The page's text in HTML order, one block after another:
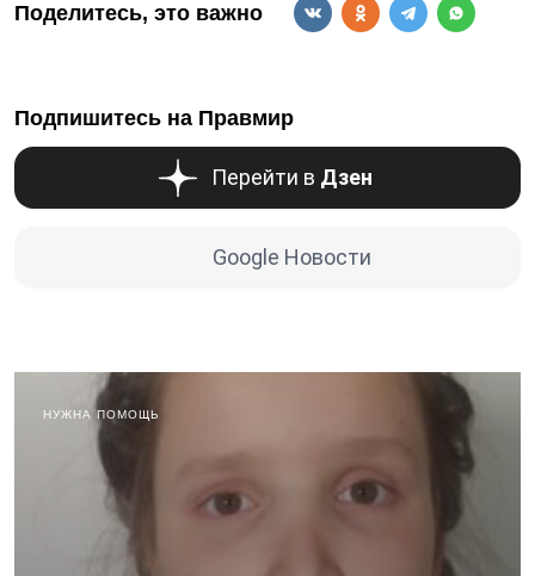
Поделитесь, это важно
Подпишитесь на Правмир
Перейти в Дзен
Google Новости
НУЖНА ПОМОЩЬ